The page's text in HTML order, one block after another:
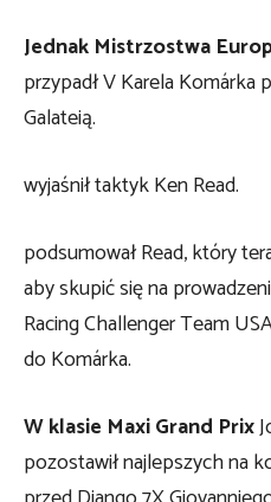
Jednak Mistrzostwa
przypadł V Karela Komárka
Galateią.
wyjaśnił taktyk Ken Read.
podsumował Read, który
aby skupić się na
Racing Challenger Team
do Komárka.
W klasie Maxi Grand Prix
pozostawił najlepszych na